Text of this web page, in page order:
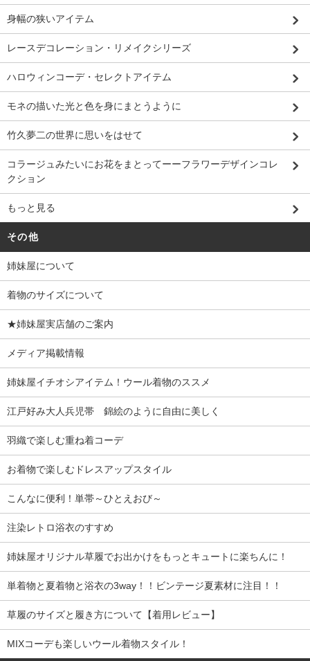
身幅の狭いアイテム
レースデコレーション・リメイクシリーズ
ハロウィンコーデ・セレクトアイテム
モネの描いた光と色を身にまとうように
竹久夢二の世界に思いをはせて
コラージュみたいにお花をまとってーーフラワーデザインコレ
クション
もっと見る
その他
姉妹屋について
着物のサイズについて
★姉妹屋実店舗のご案内
メディア掲載情報
姉妹屋イチオシアイテム！ウール着物のススメ
江戸好み大人兵児帯 錦絵のように自由に美しく
羽織で楽しむ重ね着コーデ
お着物で楽しむドレスアップスタイル
こんなに便利！単帯～ひとえおび～
注染レトロ浴衣のすすめ
姉妹屋オリジナル草履でお出かけをもっとキュートに楽ちんに！
単着物と夏着物と浴衣の3way！！ビンテージ夏素材に注目！！
草履のサイズと履き方について【着用レビュー】
MIXコーデも楽しいウール着物スタイル！